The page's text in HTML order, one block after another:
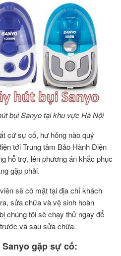
bụi Sanyo tại khu vực Hà Nội
cứ sự cố, hư hỏng nào quý
tới Trung tâm Bảo Hành Điện
hỗ trợ, lên phương án khắc phục
gặp phải.
sẽ có mặt tại địa chỉ khách
sửa chữa và vệ sinh hoàn
chúng tôi sẽ chạy thử ngay để
và sau sửa chữa.
gặp sự cố: